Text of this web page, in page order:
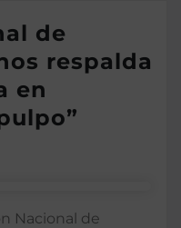
de
respalda
en
Nacional de